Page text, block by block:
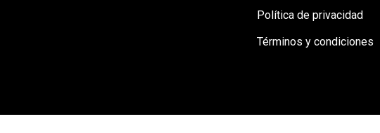
Política de privacidad
Términos y condiciones